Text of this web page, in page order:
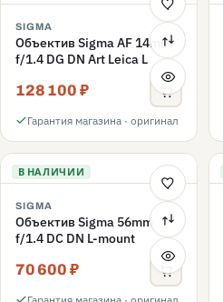
SIGMA
Объектив Sigma AF 14mm
f/1.4 DG DN Art Leica L
128 100 ₽
Гарантия магазина · оригинал
В НАЛИЧИИ
SIGMA
Объектив Sigma 56mm
f/1.4 DC DN L-mount
70 600 ₽